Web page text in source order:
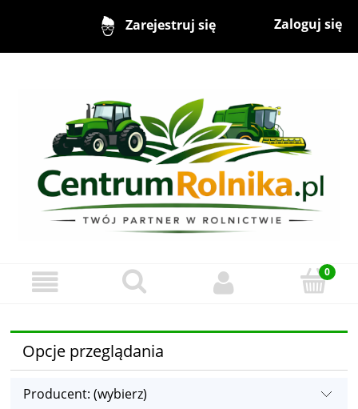
Zarejestruj się Zaloguj się
Opcje przeglądania
Producent: (wybierz)